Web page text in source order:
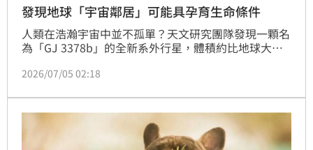
發現地球「宇宙鄰居」可能具孕育生命條件
人類在浩瀚宇宙中並不孤單？天文研究團隊發現一顆名
為「GJ 3378b」的全新系外行星，體積約比地球大兩
大氣層以及液態水、空氣，就極可能具備孕育生命的條
2026/07/05 02:18